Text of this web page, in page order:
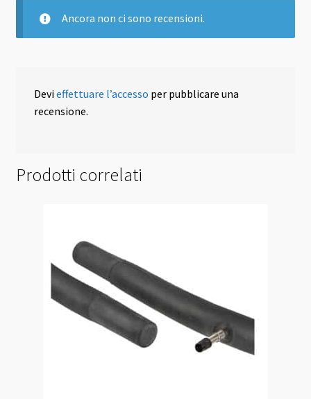
Ancora non ci sono recensioni.
Devieffettuare l’accesso per pubblicare una
recensione.
Prodotti correlati